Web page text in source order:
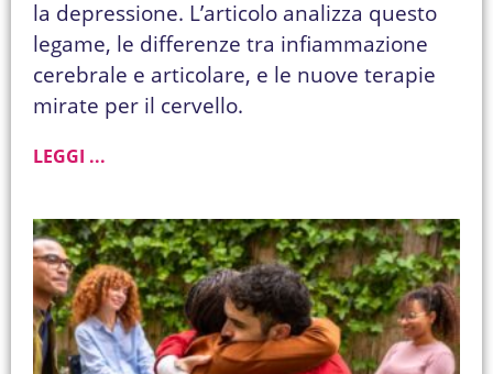
la depressione. L’articolo analizza questo
legame, le differenze tra infiammazione
cerebrale e articolare, e le nuove terapie
mirate per il cervello.
LEGGI ...